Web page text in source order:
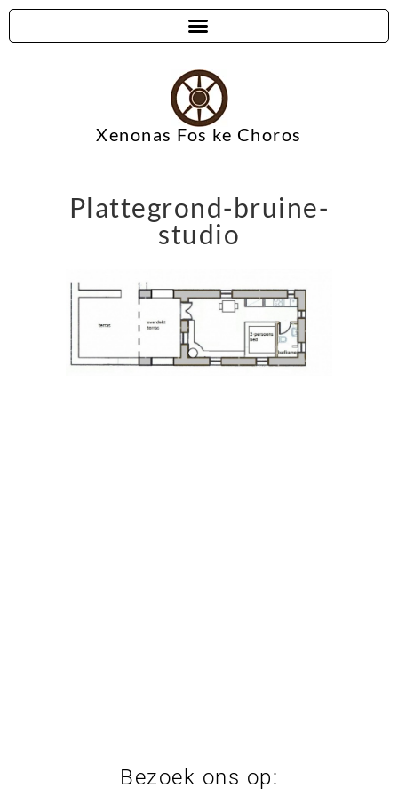
Xenonas Fos ke Choros
Plattegrond-bruine-
studio
Bezoek ons op: